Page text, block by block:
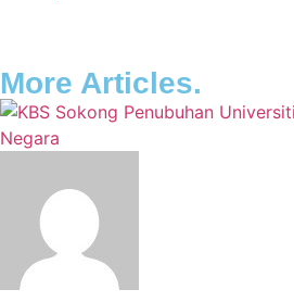
More Articles.